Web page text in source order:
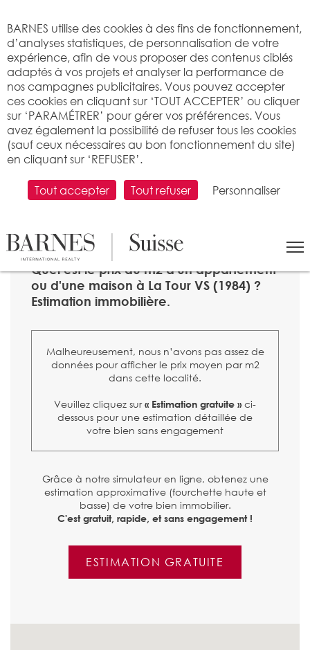
> Prix immobilier par m2>Valais
Quel est le prix au m2 d'un appartement
ou d'une maison à La Tour VS (1984) ?
Estimation immobilière.
Malheureusement, nous n’avons pas assez de
données pour afficher le prix moyen par m2
dans cette localité.
Veuillez cliquez sur« Estimation gratuite »ci-
dessous pour une estimation détaillée de
votre bien sans engagement
Grâce à notre simulateur en ligne, obtenez une
estimation approximative (fourchette haute et
basse) de votre bien immobilier.
C'est gratuit, rapide, et sans engagement !
ESTIMATION GRATUITE
BARNES utilise des cookies à des fins de fonctionnement,
d’analyses statistiques, de personnalisation de votre
expérience, afin de vous proposer des contenus ciblés
adaptés à vos projets et analyser la performance de
nos campagnes publicitaires. Vous pouvez accepter
ces cookies en cliquant sur ‘TOUT ACCEPTER’ ou cliquer
sur ‘PARAMÉTRER’ pour gérer vos préférences. Vous
avez également la possibilité de refuser tous les cookies
(sauf ceux nécessaires au bon fonctionnement du site)
en cliquant sur ‘REFUSER’.
Tout accepter Tout refuser Personnaliser